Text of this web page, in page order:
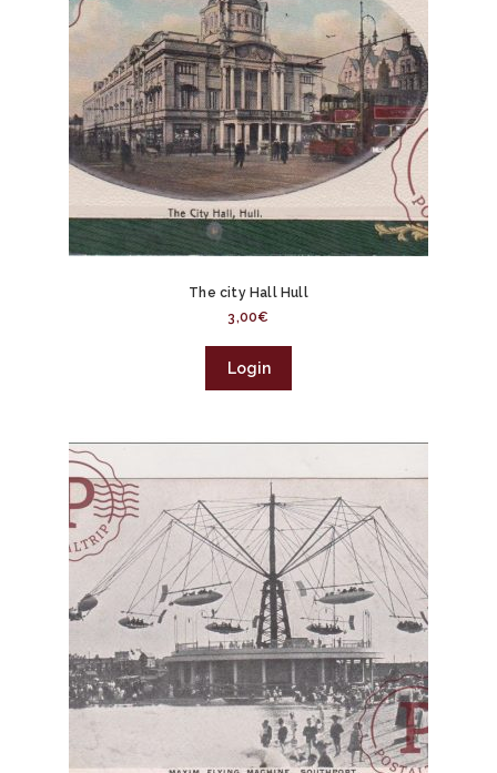
The city Hall Hull
3,00€
Login